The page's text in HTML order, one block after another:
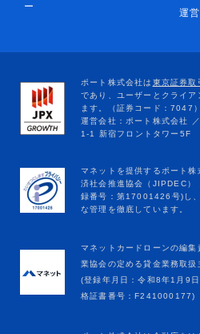
ー
運
マネットカードローンの編
業協会の定める貸金業務取扱
(登録年月日：令和8年1月9
格証書番号：F241000177)